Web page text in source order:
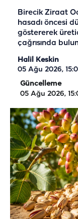
Birecik Ziraat
hasadı öncesi
göstererek
çağrısında
Halil Keskin
05 Ağu 2026,
Güncelleme
05 Ağu 2026,